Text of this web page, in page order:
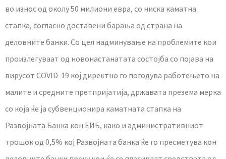
во износ од околу 50 милиони евра, со ниска каматна
стапка, согласно доставени барања од страна на
деловните банки. Со цел надминување на проблемите кои
произлегуваат од новонастанатата состојба со појава на
вирусот COVID-19 кој директно го погодува работењето на
малите и средните претпријатија, државата презема мерка
со која ќе ја субвенционира каматната стапка на
Развојната Банка кон ЕИБ, како и административниот
трошок од 0,5% кој Развојната банка ќе го пресметува кон